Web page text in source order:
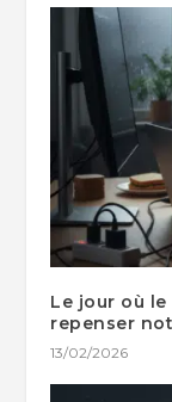
Le jour où
repenser
13/02/2026